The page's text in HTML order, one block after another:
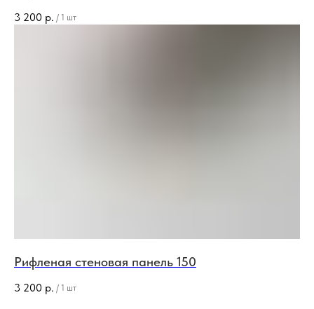
3 200 р. / 1 шт
Рифленая стеновая панель 150
3 200 р. / 1 шт